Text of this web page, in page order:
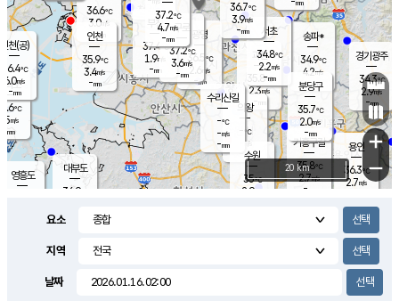
의도
℃
m/s
mm
영흥도
과천
35.8℃
2.3m/s
- mm
용인
36.3℃
2.7m/s
경기광주
34.3℃
2.9m/s
-mm
3.5m/s
대부도
36.9
36.6℃
3.0m/s
-mm
의왕
- ℃
m/s
mm
mm
광명
36.5 ℃
2.6 m/s
-mm
부천
37.4℃
1.9m/s
-mm
구로
37.2℃
3.6m/s
-mm
mm
송파*
34.9℃
4.2m/s
-mm
서초
34.8℃
2.2m/s
-mm
기흥구갈
35.8℃
2.7m/s
-
수리산길
-℃
-m/s
-mm
분당구
35.7℃
2.0m/s
-mm
인천(공)
36.4℃
6.0m/s
-mm
37.2℃
4.7m/s
-mm
수원
35℃
2.9m/s
인천
35.9℃
3.4m/s
-mm
36.7℃
3.9m/s
-mm
+
−
20 km
요소
지역
날짜